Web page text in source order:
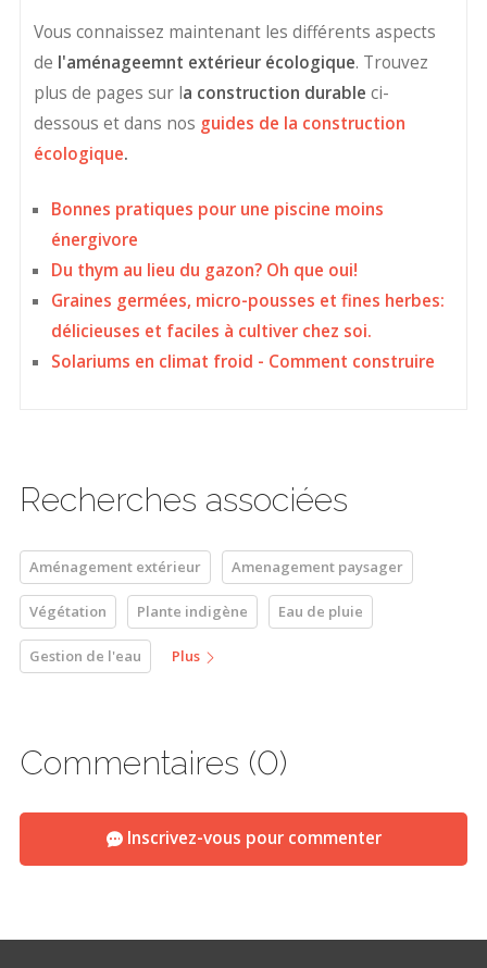
Vous connaissez maintenant les différents aspects
de l'aménageemnt extérieur écologique. Trouvez
plus de pages sur la construction durable ci-
dessous et dans nos guides de la construction
écologique.
Bonnes pratiques pour une piscine moins
énergivore
Du thym au lieu du gazon? Oh que oui!
Graines germées, micro-pousses et fines herbes:
délicieuses et faciles à cultiver chez soi.
Solariums en climat froid - Comment construire
Recherches associées
Aménagement extérieur Amenagement paysager
Végétation Plante indigène Eau de pluie
Gestion de l'eau Plus
Commentaires (0)
Inscrivez-vous pour commenter